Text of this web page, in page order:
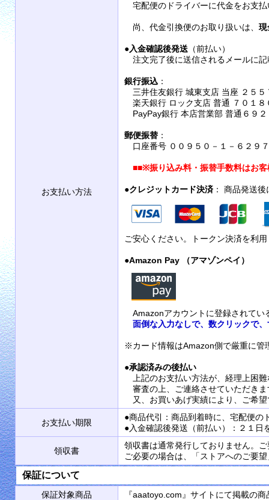
お支払い方法
宅配便のドライバーに代金をお支
尚、代金引換便のお取り扱いは、 現
●入金確認後発送 （前払い）
注文完了後に送信されるメールに
銀行振込 ：
三井住友銀行 城東支店 当座 ２５５
楽天銀行 ロック支店 普通 ７０１８
PayPay銀行 本店営業部 普通６９
郵便振替 ：
口座番号 ００９５０－１－６２９
■■※振り込み料・振替手数料はお
●クレジットカード決済 ： 商品発送
ご安心ください。トークン決済を利
●Amazon Pay （アマゾンペイ）
Amazonアカウントに登録されてい
面倒な入力なしで、数クリックで
※カード情報はAmazon側で厳重に管
●承認済みの後払い
上記のお支払い方法が、経理上困
審査の上、ご連絡させていただきま
又、お買いあげ実績により、ご希
お支払い期限
●商品代引：商品到着時に、宅配便の
●入金確認後発送（前払い）：２１日
領収書
領収書は通常発行しておりません。
ご必要の場合は、「ストアへのご要
保証について
保証対象商品 『aaatoyo.com』サイトにて掲載の